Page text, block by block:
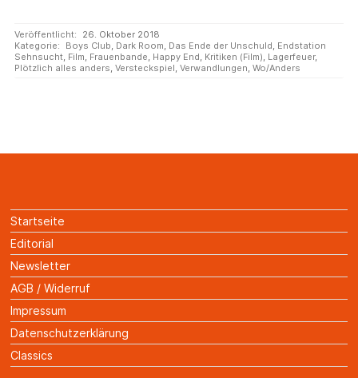
Veröffentlicht:
26. Oktober 2018
Kategorie:
Boys Club, Dark Room, Das Ende der Unschuld, Endstation
Sehnsucht, Film, Frauenbande, Happy End, Kritiken (Film), Lagerfeuer,
Plötzlich alles anders, Versteckspiel, Verwandlungen, Wo/Anders
Startseite
Editorial
Newsletter
AGB / Widerruf
Impressum
Datenschutzerklärung
Classics